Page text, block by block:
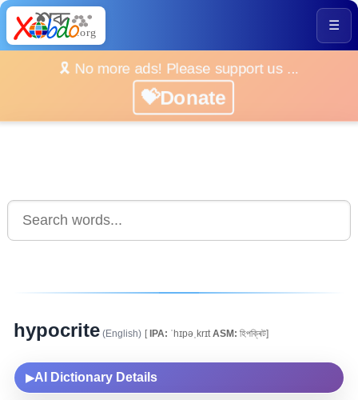
☰
🎗️ No more ads! Please support us ...
💝Donate
hypocrite (English) [IPA: ˈhɪpəˌkrɪt ASM: হিপক্ৰিট]
▶AI Dictionary Details